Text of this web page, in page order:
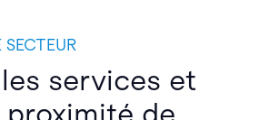
services et